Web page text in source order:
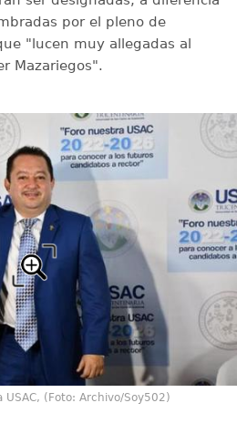
por el pleno de
"lucen muy allegadas al
Mazariegos".
(Foto: Archivo/Soy502)